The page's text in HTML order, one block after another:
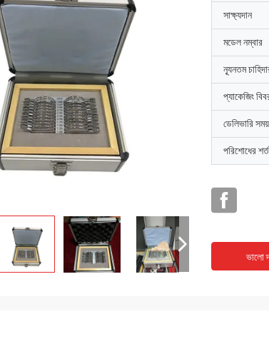
সাক্ষ্যদান
মডেল নম্বার
ন্যূনতম
প্যাকেজিং
ডেলিভারি সময়
পরিশোধের শর্ত
ভালো